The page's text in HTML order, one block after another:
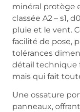
minéral protège
classée A2 – s1,
pluie et le vent.
facilité de pose,
tolérances
détail technique
mais qui fait
Une ossature
panneaux,